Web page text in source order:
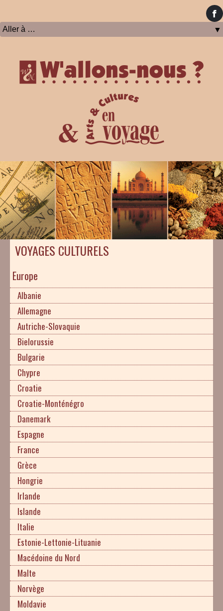
VOYAGES CULTURELS
Europe
Albanie
Allemagne
Autriche-Slovaquie
Bielorussie
Bulgarie
Chypre
Croatie
Croatie-Monténégro
Danemark
Espagne
France
Grèce
Hongrie
Irlande
Islande
Italie
Estonie-Lettonie-Lituanie
Macédoine du Nord
Malte
Norvège
Moldavie